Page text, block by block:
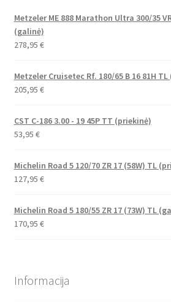
Metzeler ME 888 Marathon Ultra 300/35
(galinė)
278,95 €
Metzeler Cruisetec Rf. 180/65 B 16 81H
205,95 €
CST C-186 3.00 - 19 45P TT (priekinė)
53,95 €
Michelin Road 5 120/70 ZR 17 (58W) TL
127,95 €
Michelin Road 5 180/55 ZR 17 (73W) TL
170,95 €
Informacija